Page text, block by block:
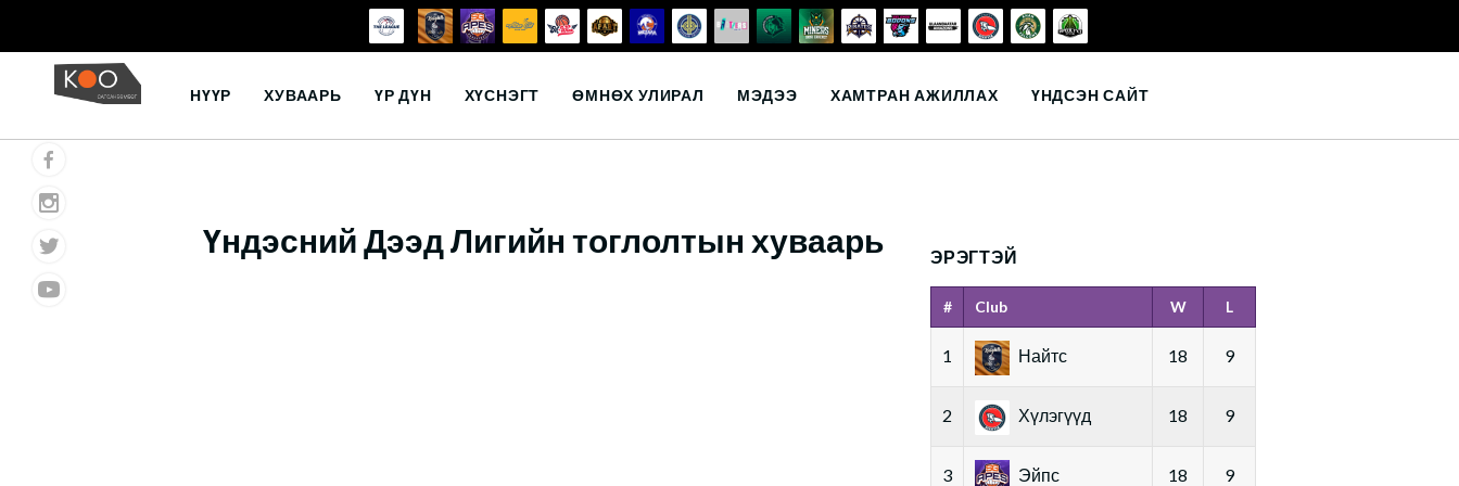
НҮҮР ХУВААРЬ ҮР ДҮН ХҮСНЭГТ ӨМНӨХ УЛИРАЛ МЭДЭЭ ХАМТРАН АЖИЛЛАХ ҮНДСЭН САЙТ
Үндэсний Дээд Лигийн тоглолтын хуваарь ЭРЭГТЭЙ
# Club W L
1 Найтс 18 9
2 Хүлэгүүд 18 9
3 Эйпс 18 9